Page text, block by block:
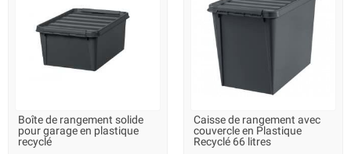
LIVRAISON 2 À 3 JOURS
Boîte de rangement solide
pour garage en plastique
recyclé
EN STOCK DANS 10 JOURS -
VOUS POUVEZ COMMANDER
Caisse de rangement avec
couvercle en Plastique
Recyclé 66 litres